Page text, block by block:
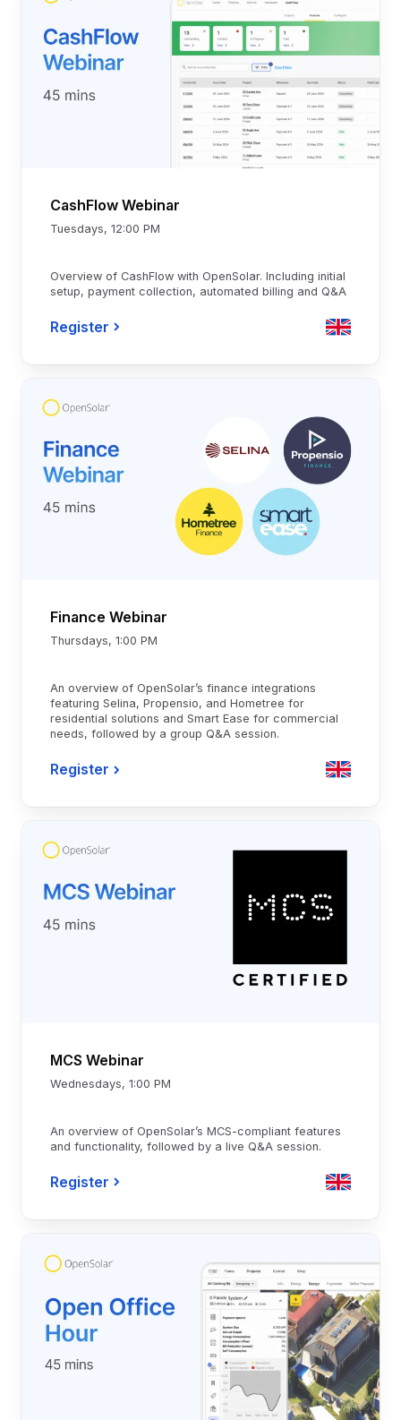
CashFlow Webinar
Tuesdays, 12:00 PM
Overview of CashFlow with OpenSolar. Including initial
setup, payment collection, automated billing and Q&A
Register
Finance Webinar
Thursdays, 1:00 PM
An overview of OpenSolar’s finance integrations
featuring Selina, Propensio, and Hometree for
residential solutions and Smart Ease for commercial
needs, followed by a group Q&A session.
Register
MCS Webinar
Wednesdays, 1:00 PM
An overview of OpenSolar’s MCS-compliant features
and functionality, followed by a live Q&A session.
Register